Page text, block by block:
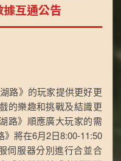
據互通公告
》的玩家提供更好更
的樂趣和挑戰及結識更
路》順應廣大玩家的需
將在6月2日8:00-11:50
伺服器分別進行合並合